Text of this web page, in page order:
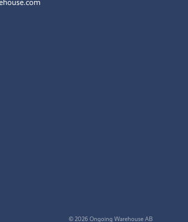
© 2026 Ongoing Warehouse AB